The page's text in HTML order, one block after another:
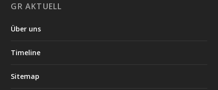
GR AKTUELL
Über uns
Timeline
Sitemap